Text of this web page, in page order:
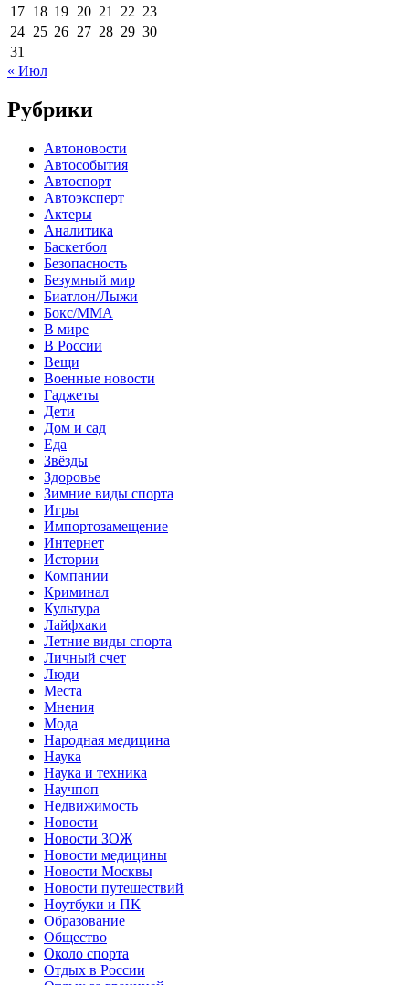
17 18 19 20 21 22 23
24 25 26 27 28 29 30
31
« Июл
Рубрики
Автоновости
Автособытия
Автоспорт
Автоэксперт
Актеры
Аналитика
Баскетбол
Безопасность
Безумный мир
Биатлон/Лыжи
Бокс/MMA
В мире
В России
Вещи
Военные новости
Гаджеты
Дети
Дом и сад
Еда
Звёзды
Здоровье
Зимние виды спорта
Игры
Импортозамещение
Интернет
Истории
Компании
Криминал
Культура
Лайфхаки
Летние виды спорта
Личный счет
Люди
Места
Мнения
Мода
Народная медицина
Наука
Наука и техника
Научпоп
Недвижимость
Новости
Новости ЗОЖ
Новости медицины
Новости Москвы
Новости путешествий
Ноутбуки и ПК
Образование
Общество
Около спорта
Отдых в России